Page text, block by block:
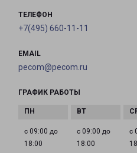
ТЕЛЕФОН
+7(495) 660-11-11
EMAIL
pecom@pecom.ru
ГРАФИК РАБОТЫ
с 09:00 до
18:00
с 09:00 до
18:00
с